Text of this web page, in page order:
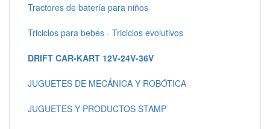
Tractores de batería para niños
Triciclos para bebés - Triciclos evolutivos
DRIFT CAR-KART 12V-24V-36V
JUGUETES DE MECÁNICA Y ROBÓTICA
JUGUETES Y PRODUCTOS STAMP